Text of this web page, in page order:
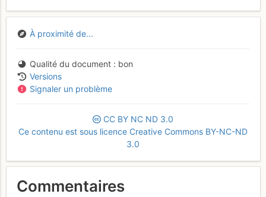
À proximité de...
Qualité du document
bon
Versions
Signaler un problème
CC BY NC ND 3.0
Ce contenu est sous licence Creative Commons BY-NC-ND
3.0
Commentaires